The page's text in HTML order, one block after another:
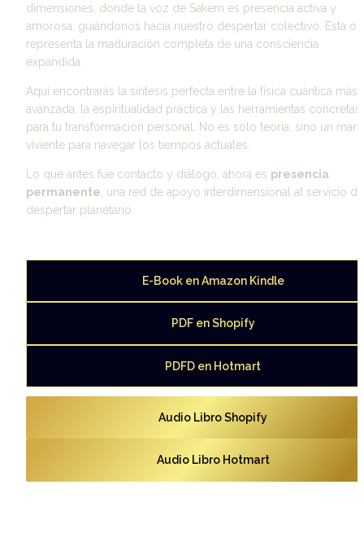
dimensiones, donde la voz de Sakem es presencia activa y
amorosa, guiándonos hacia nuestro despertar colectivo. Esta
representa la maduración completa de una consciencia
expandida.
Aquí encontrarás la síntesis perfecta entre la física cuántica más
avanzada, la espiritualidad práctica y las herramientas concretas
para tu transformación personal. No es solo teoría, sino un
viviente para navegar los tiempos actuales.
Lo que antes fue contacto y diálogo, ahora es presencia
permanente , una red de apoyo interdimensional al servicio
despertar planetario.
E-Book en Amazon Kindle
PDF en Shopify
PDFD en Hotmart
Audio Libro Shopify
Audio Libro Hotmart